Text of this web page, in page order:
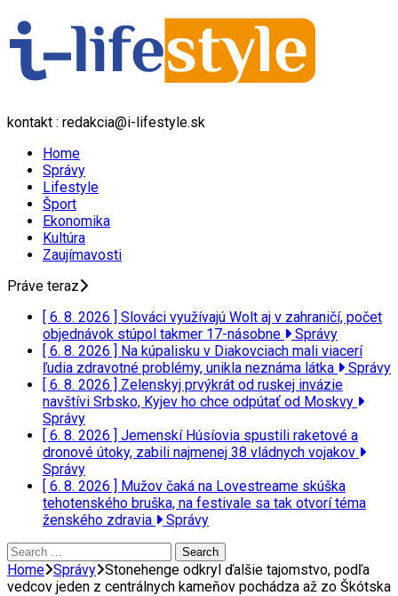
kontakt : redakcia@i-lifestyle.sk
Home
Správy
Lifestyle
Šport
Ekonomika
Kultúra
Zaujímavosti
Práve teraz
[ 6. 8. 2026 ] Slováci využívajú Wolt aj v zahraničí, počet
objednávok stúpol takmer 17-násobne
Správy
[ 6. 8. 2026 ] Na kúpalisku v Diakovciach mali viacerí
ľudia zdravotné problémy, unikla neznáma látka
Správy
[ 6. 8. 2026 ] Zelenskyj prvýkrát od ruskej invázie
navštívi Srbsko, Kyjev ho chce odpútať od Moskvy
Správy
[ 6. 8. 2026 ] Jemenskí Húsíovia spustili raketové a
dronové útoky, zabili najmenej 38 vládnych vojakov
Správy
[ 6. 8. 2026 ] Mužov čaká na Lovestreame skúška
tehotenského bruška, na festivale sa tak otvorí téma
ženského zdravia
Správy
Search
for:
Home Správy Stonehenge odkryl ďalšie tajomstvo, podľa
vedcov jeden z centrálnych kameňov pochádza až zo Škótska